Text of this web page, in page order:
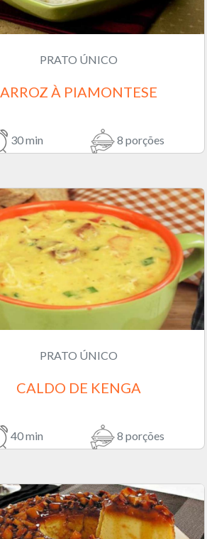
PRATO ÚNICO
ARROZ À PIAMONTESE
30 min 8 porções
PRATO ÚNICO
CALDO DE KENGA
40 min 8 porções